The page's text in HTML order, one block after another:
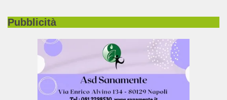
Pubblicità